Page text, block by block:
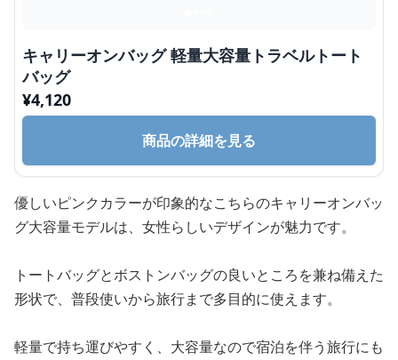
キャリーオンバッグ 軽量大容量トラベルトート
バッグ
¥4,120
商品の詳細を見る
優しいピンクカラーが印象的なこちらのキャリーオンバッ
グ大容量モデルは、女性らしいデザインが魅力です。
トートバッグとボストンバッグの良いところを兼ね備えた
形状で、普段使いから旅行まで多目的に使えます。
軽量で持ち運びやすく、大容量なので宿泊を伴う旅行にも